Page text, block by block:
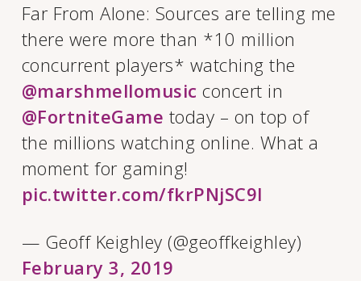
Far From Alone: Sources are telling me
there were more than *10 million
concurrent players* watching the
@marshmellomusic concert in
@FortniteGame today – on top of
the millions watching online. What a
moment for gaming!
pic.twitter.com/fkrPNjSC9I
— Geoff Keighley (@geoffkeighley)
February 3, 2019